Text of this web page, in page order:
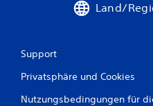
Land/
Support
Privatsphäre und Cookies
Nutzungsbedingungen für